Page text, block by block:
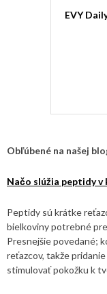
EVY
Obľúbené na našej
Načo slúžia peptidy v
Peptidy sú krátke
bielkoviny potrebné
Presnejšie povedané;
reťazcov, takže
stimulovať pokožku k